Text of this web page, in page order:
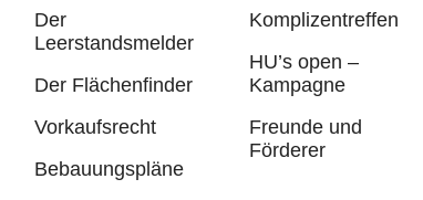
Der
Leerstandsmelder
Der Flächenfinder
Vorkaufsrecht
Bebauungspläne
Komplizentreffen
HU’s open –
Kampagne
Freunde und
Förderer